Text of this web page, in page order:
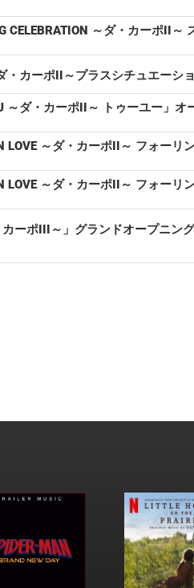
CELEBRATION ～ダ・カーポII～
・カーポII～プラスシチュエーシ
～ダ・カーポII～ トゥーユー」オ
LOVE ～ダ・カーポII～ フォーリ
LOVE ～ダ・カーポII～ フォーリ
ーポIII～」グランドオープニン